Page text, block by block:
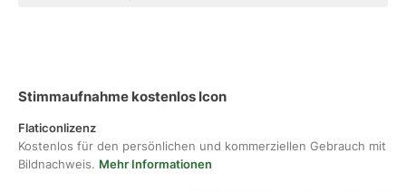
Stimmaufnahme kostenlos Icon
Flaticonlizenz
Kostenlos für den persönlichen und kommerziellen Gebrauch mit
Bildnachweis. Mehr Informationen